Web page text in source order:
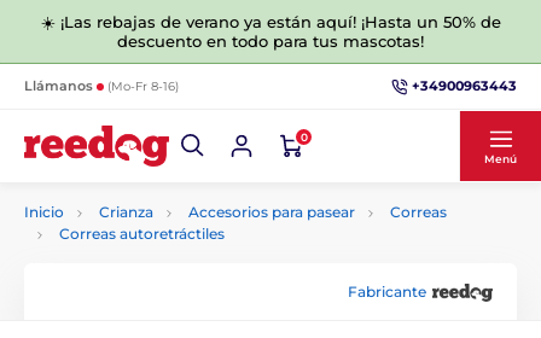
☀️ ¡Las rebajas de verano ya están aquí! ¡Hasta un 50% de
descuento en todo para tus mascotas!
Llámanos (Mo-Fr 8-16) +34900963443
0
Menú
Inicio Crianza Accesorios para pasear
Correas
Correas autoretráctiles
Fabricante